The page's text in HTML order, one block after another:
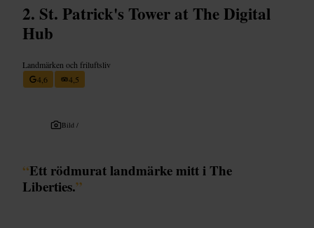
St. Patrick's Tower at The Digital
Hub
Landmärken och friluftsliv
4,6
4,5
Bild /
“Ett rödmurat landmärke mitt i The
Liberties.”